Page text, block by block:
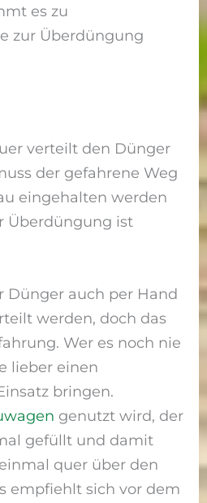
es zu
zur Überdüngung
verteilt den Dünger
der gefahrene Weg
eingehalten werden
Überdüngung ist
Dünger auch per Hand
werden, doch das
Wer es noch nie
lieber einen
bringen.
genutzt wird, der
gefüllt und damit
quer über den
empfiehlt sich vor dem